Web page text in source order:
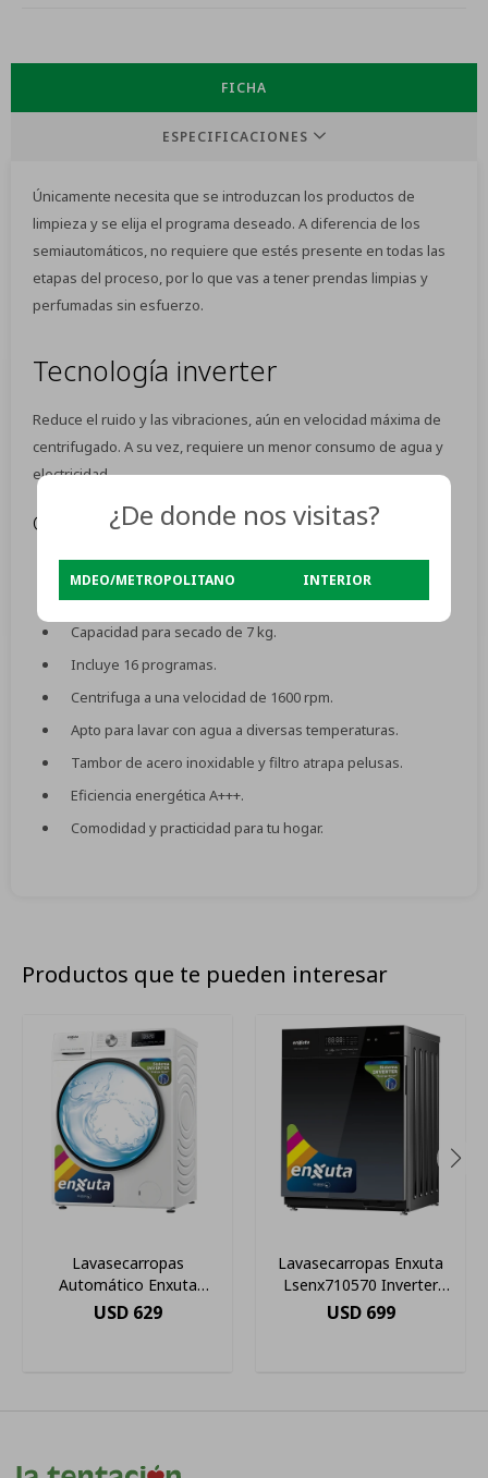
FICHA
ESPECIFICACIONES
Únicamente necesita que se introduzcan los productos de
limpieza y se elija el programa deseado. A diferencia de los
semiautomáticos, no requiere que estés presente en todas las
etapas del proceso, por lo que vas a tener prendas limpias y
perfumadas sin esfuerzo.
Tecnología inverter
Reduce el ruido y las vibraciones, aún en velocidad máxima de
centrifugado. A su vez, requiere un menor consumo de agua y
electricidad.
Características:
Voltaje: 220V
Carga frontal de 10.5 kg.
Capacidad para secado de 7 kg.
Incluye 16 programas.
Centrifuga a una velocidad de 1600 rpm.
Apto para lavar con agua a diversas temperaturas.
Tambor de acero inoxidable y filtro atrapa pelusas.
Eficiencia energética A+++.
Comodidad y practicidad para tu hogar.
Productos que te pueden interesar
Lavasecarropas
Automático Enxuta
Inverter Hasta 10.5kg
USD 629
Lavasecarropas Enxuta
Lsenx710570 Inverter
10.5kg Js Ltda Color Gris
USD 699
¿De donde nos visitas?
MDEO/METROPOLITANO INTERIOR